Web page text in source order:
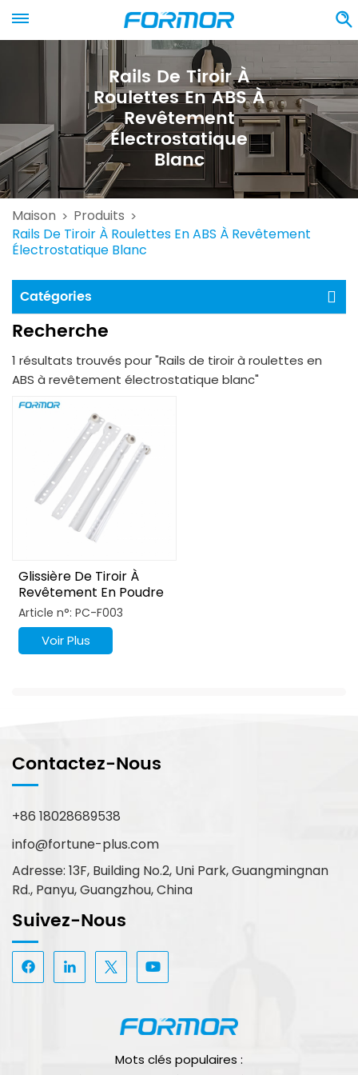
Rails De Tiroir À
Roulettes En ABS À
Revêtement
Électrostatique
Blanc
Maison > Produits >
Rails De Tiroir À Roulettes En ABS À Revêtement
Électrostatique Blanc
Catégories
Recherche
1 résultats trouvés pour "Rails de tiroir à roulettes en
ABS à revêtement électrostatique blanc"
Glissière De Tiroir À
Revêtement En Poudre
De Type Blum
Article n°: PC-F003
Voir Plus
Contactez-Nous
+86 18028689538
info@fortune-plus.com
Adresse: 13F, Building No.2, Uni Park, Guangmingnan
Rd., Panyu, Guangzhou, China
Suivez-Nous
Mots clés populaires :